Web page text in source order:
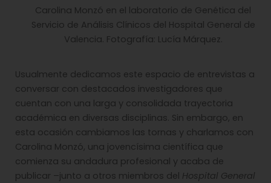
Carolina Monzó en el laboratorio de Genética del
Servicio de Análisis Clínicos del Hospital General de
Valencia. Fotografía: Lucía Márquez.
Usualmente dedicamos este espacio de entrevistas a
conversar con destacados investigadores que
cuentan con una larga y consolidada trayectoria
académica en diversas disciplinas. Sin embargo, en
esta ocasión cambiamos las tornas y charlamos con
Carolina Monzó, una jovencísima científica que
comienza su andadura profesional y acaba de
publicar –junto a otros miembros del Hospital General